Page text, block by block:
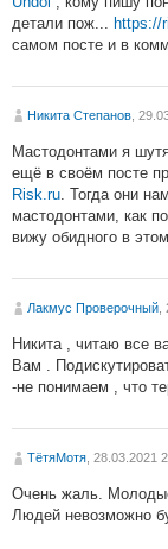
детали пож... https://
самом посте и в
Никита Степанов ,
Мастодонтами я
ещё в своём посте
Risk.ru. Тогда они
мастодонтами, как
вижу обидного в
Лакмус Проверочный
Никита , читаю все
Вам .
-не понимаем , что
ТётяМотя , 28.03.2021
Очень жаль.
Людей невозможно